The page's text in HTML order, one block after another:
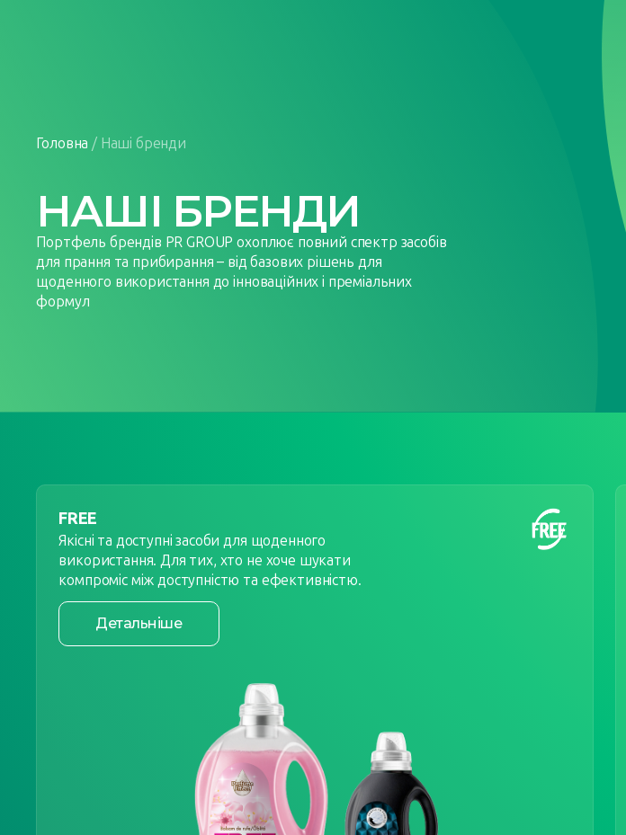
Головна / Наші бренди
НАШІ БРЕНДИ
Портфель брендів PR GROUP охоплює повний спектр засобів
для прання та прибирання – від базових рішень для
щоденного використання до інноваційних і преміальних
формул
FREE
Якісні та доступні засоби для щоденного
використання. Для тих, хто не хоче шукати
компроміс між доступністю та ефективністю.
Детальніше